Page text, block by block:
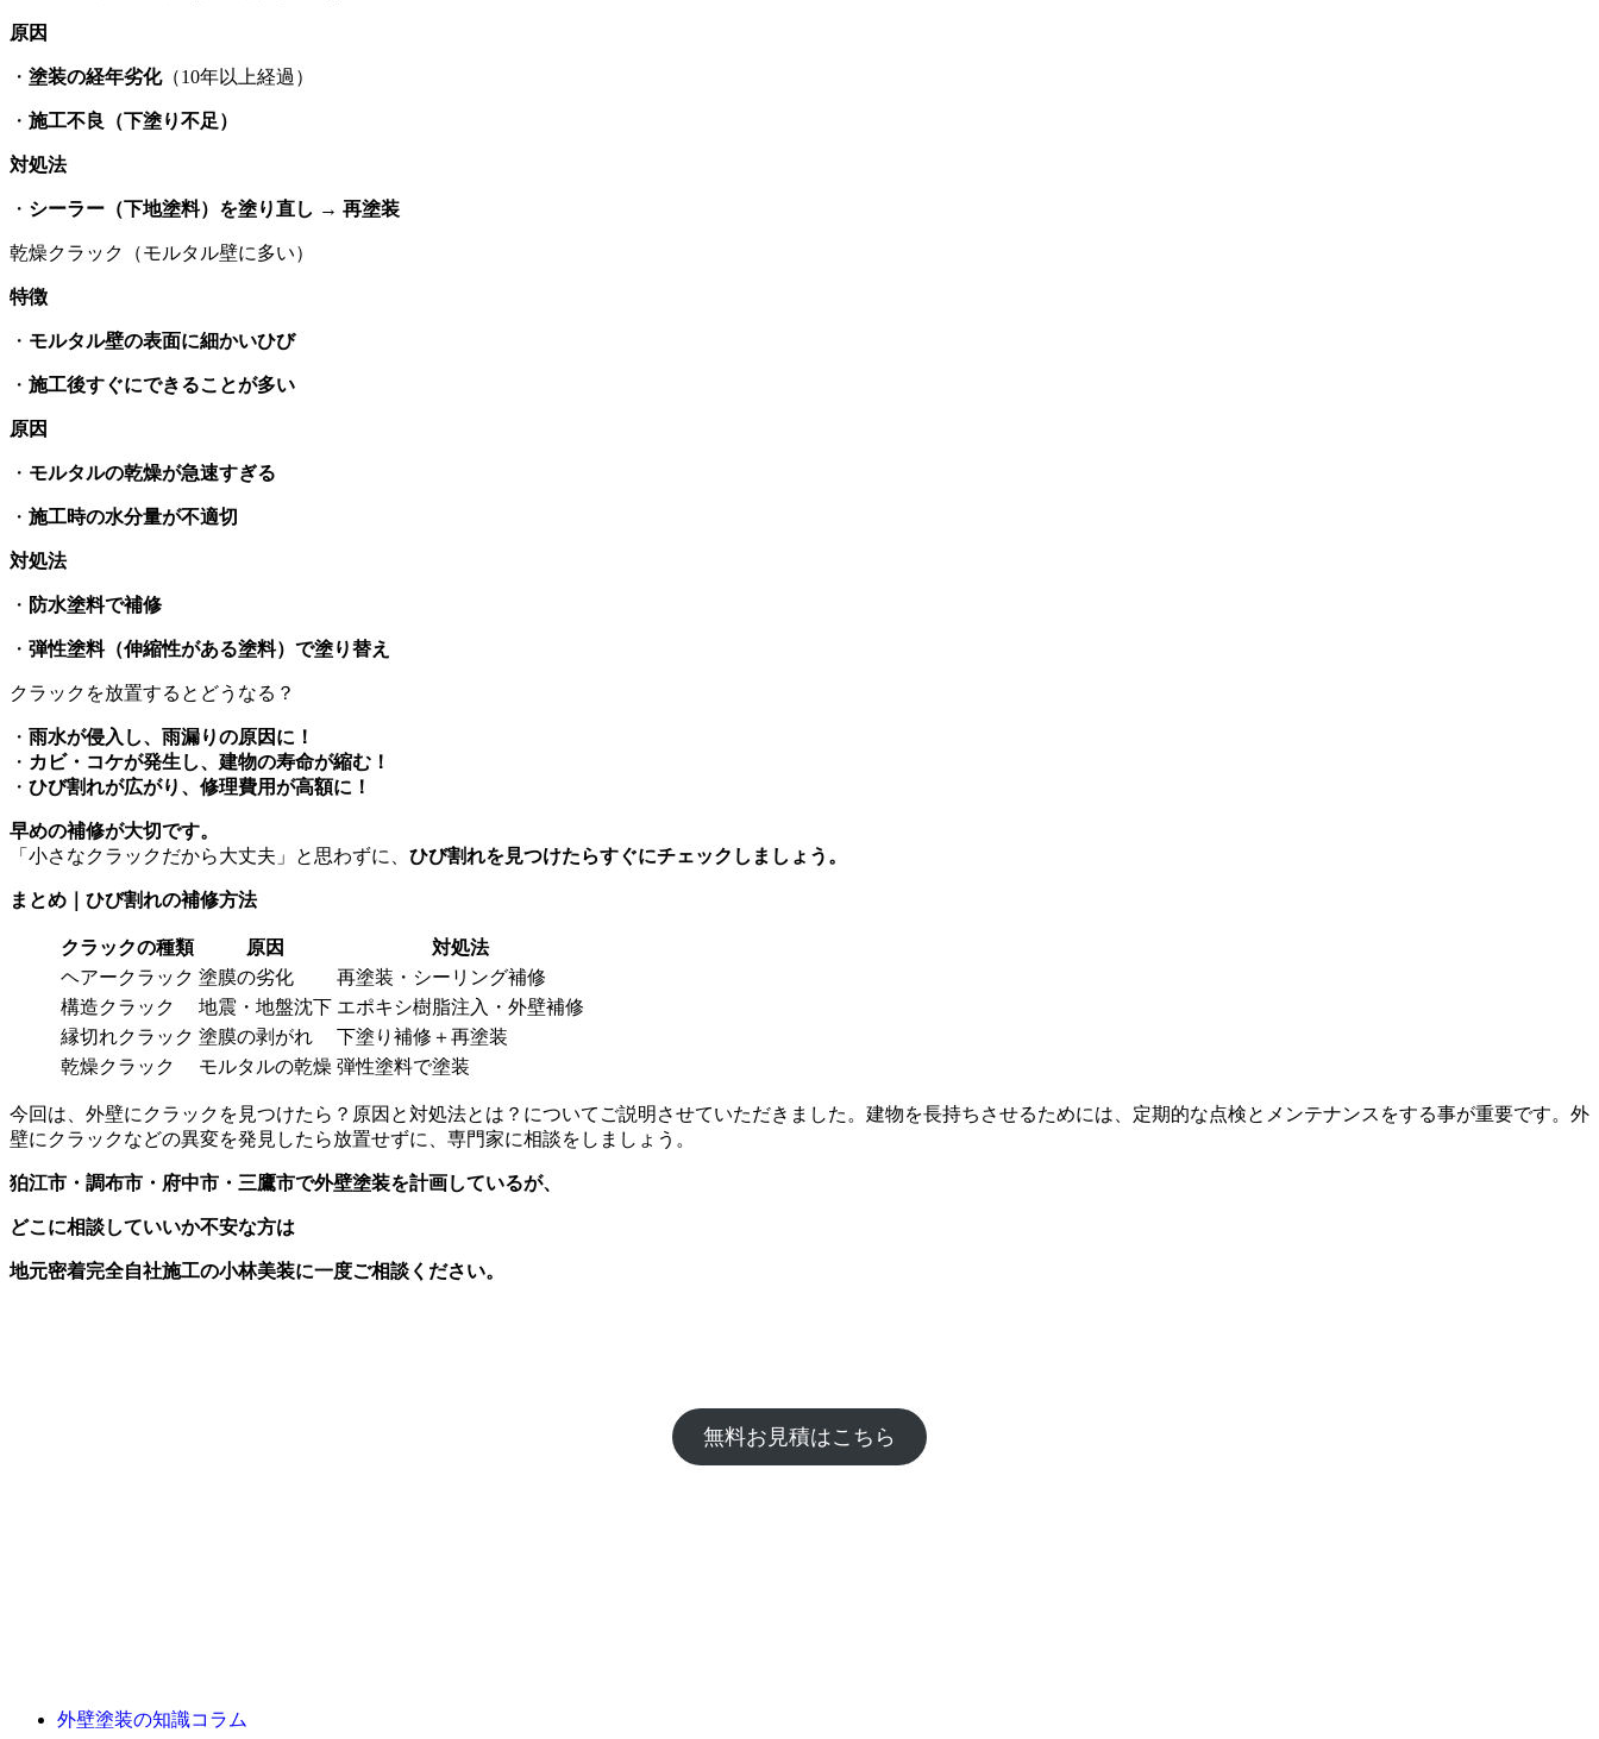
原因
・ 塗装の経年劣化（10年以上経過）
・ 施工不良（下塗り不足）
対処法
・ シーラー（下地塗料）を塗り直し → 再塗装
乾燥クラック（モルタル壁に多い）
特徴
・ モルタル壁の表面に細かいひび
・ 施工後すぐにできることが多い
原因
・ モルタルの乾燥が急速すぎる
・ 施工時の水分量が不適切
対処法
・ 防水塗料で補修
・ 弾性塗料（伸縮性がある塗料）で塗り替え
クラックを放置するとどうなる？
・ 雨水が侵入し、雨漏りの原因に！
・ カビ・コケが発生し、建物の寿命が縮む！
・ ひび割れが広がり、修理費用が高額に！
早めの補修が大切です。
「小さなクラックだから大丈夫」と思わずに、 ひび割れを見つけたらすぐにチェックしましょう。
まとめ｜ひび割れの補修方法
クラックの種類 原因
対処法
ヘアークラック 塗膜の劣化
再塗装・シーリング補修
構造クラック
地震・地盤沈下 エポキシ樹脂注入・外壁補修
縁切れクラック 塗膜の剥がれ
下塗り補修＋再塗装
乾燥クラック
モルタルの乾燥 弾性塗料で塗装
今回は、 外壁にクラックを見つけたら？原因と対処法とは？ についてご説明させていただきました。建物を長持ちさせるためには、定期的な点検とメンテナンスをする事が重要です。外
壁にクラックなどの異変を発見したら放置せずに、専門家に相談をしましょう。
狛江市・調布市・府中市・三鷹市で外壁塗装を計画しているが、
どこに相談していいか不安な方は
地元密着完全自社施工の小林美装に一度ご相談ください。
無料お見積はこちら
外壁塗装の知識コラム